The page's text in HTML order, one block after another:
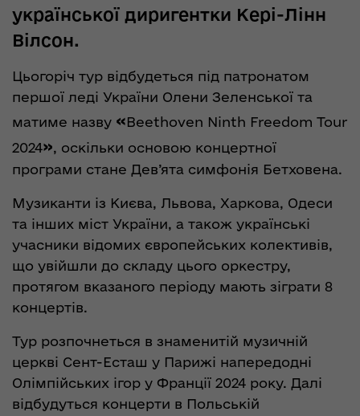
української диригентки Кері-Лінн
Вілсон.
Цьогоріч тур відбудеться під патронатом
першої леді України Олени Зеленської та
матиме назву «Beethoven Ninth Freedom Tour
2024», оскільки основою концертної
програми стане Дев’ята симфонія Бетховена.
Музиканти із Києва, Львова, Харкова, Одеси
та інших міст України, а також українські
учасники відомих європейських колективів,
що увійшли до складу цього оркестру,
протягом вказаного періоду мають зіграти 8
концертів.
Тур розпочнеться в знаменитій музичній
церкві Сент-Есташ у Парижі напередодні
Олімпійських ігор у Франції 2024 року. Далі
відбудуться концерти в Польській